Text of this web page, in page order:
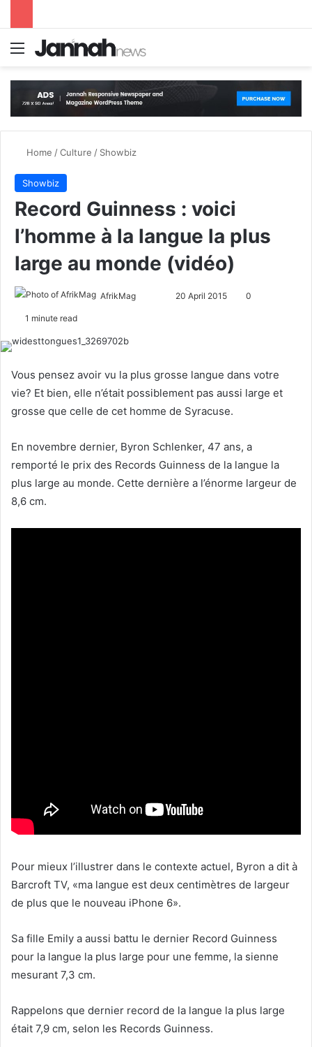
Menu
Home /Culture / Showbiz
Showbiz
Record Guinness : voici
l’homme à la langue la plus
large au monde (vidéo)
AfrikMag
w
o
n
n
e
m
i
20 April 2015 0
1 minute read
Vous pensez avoir vu la plus grosse langue dans votre
vie? Et bien, elle n’était possiblement pas aussi large et
grosse que celle de cet homme de Syracuse.
En novembre dernier, Byron Schlenker, 47 ans, a
remporté le prix des Records Guinness de la langue la
plus large au monde. Cette dernière a l’énorme largeur de
8,6 cm.
Pour mieux l’illustrer dans le contexte actuel, Byron a dit à
Barcroft TV, «ma langue est deux centimètres de largeur
de plus que le nouveau iPhone 6».
Sa fille Emily a aussi battu le dernier Record Guinness
pour la langue la plus large pour une femme, la sienne
mesurant 7,3 cm.
Rappelons que dernier record de la langue la plus large
était 7,9 cm, selon les Records Guinness.